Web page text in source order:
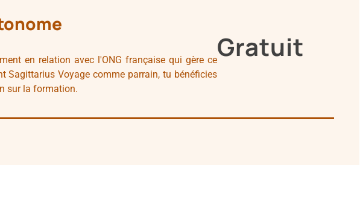
en relation avec l'ONG française qui gère ce
Sagittarius Voyage comme parrain, tu bénéficies
sur la formation.
Gratuit